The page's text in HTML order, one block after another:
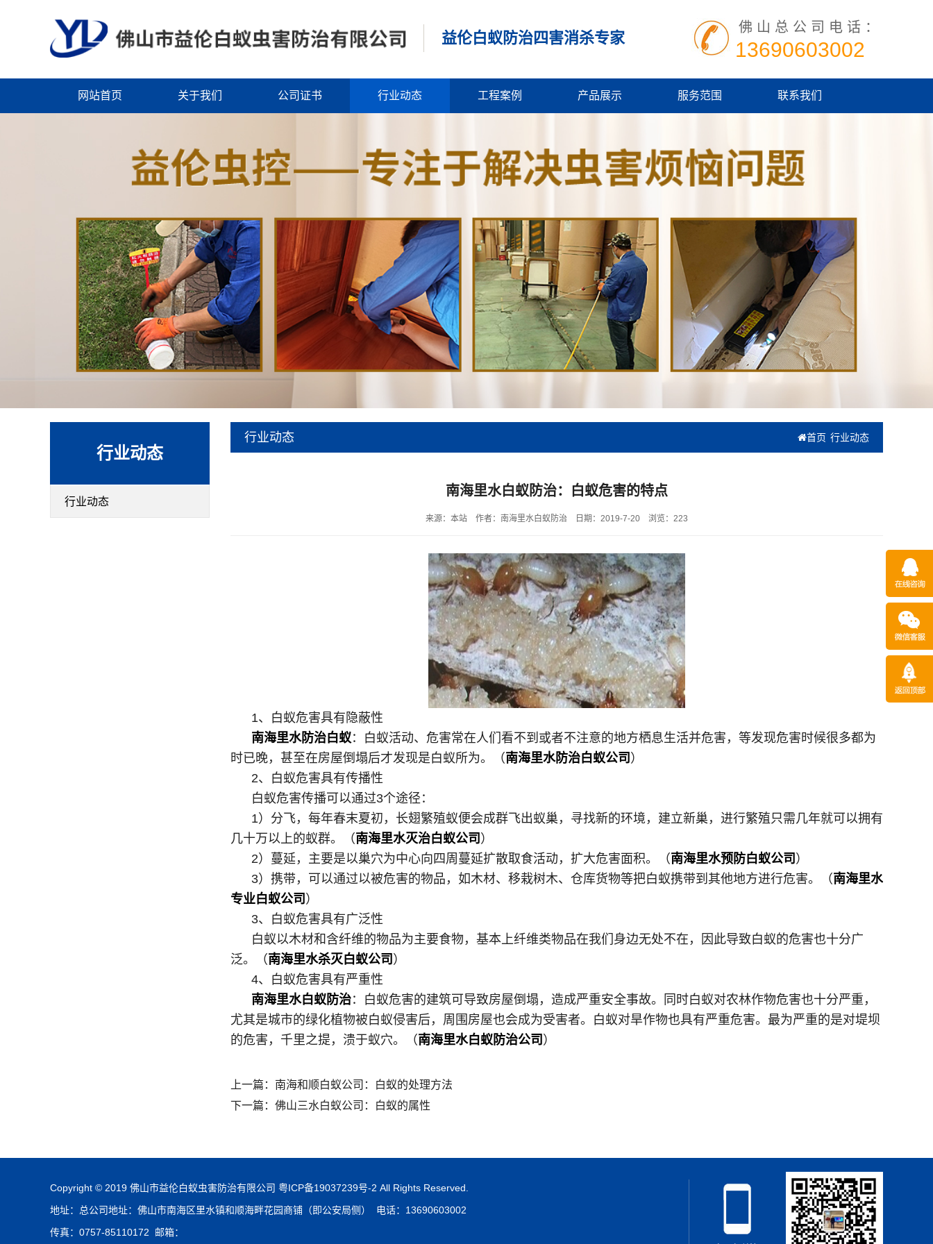
益伦白蚁防治四害消杀专家
佛山总公司电话：
13690603002
网站首页 关于我们 公司证书 行业动态 工程案例 产品展示 服务范围 联系我们
行业动态
行业动态
行业动态 首页 行业动态
南海里水白蚁防治：白蚁危害的特点
来源：本站 作者：南海里水白蚁防治 日期：2019-7-20 浏览： 223
1、白蚁危害具有隐蔽性
南海里水防治白蚁：白蚁活动、危害常在人们看不到或者不注意的地方栖息生活并危害，等发现危害时候很多都为
时已晚，甚至在房屋倒塌后才发现是白蚁所为。（南海里水防治白蚁公司 ）
2、白蚁危害具有传播性
白蚁危害传播可以通过3个途径：
1）分飞，每年春末夏初，长翅繁殖蚁便会成群飞出蚁巢，寻找新的环境，建立新巢，进行繁殖只需几年就可以拥有
几十万以上的蚁群。（南海里水灭治白蚁公司 ）
2）蔓延，主要是以巢穴为中心向四周蔓延扩散取食活动，扩大危害面积。（南海里水预防白蚁公司 ）
3）携带，可以通过以被危害的物品，如木材、移栽树木、仓库货物等把白蚁携带到其他地方进行危害。（南海里水
专业白蚁公司 ）
3、白蚁危害具有广泛性
白蚁以木材和含纤维的物品为主要食物，基本上纤维类物品在我们身边无处不在，因此导致白蚁的危害也十分广
泛。（南海里水杀灭白蚁公司 ）
4、白蚁危害具有严重性
南海里水白蚁防治：白蚁危害的建筑可导致房屋倒塌，造成严重安全事故。同时白蚁对农林作物危害也十分严重，
尤其是城市的绿化植物被白蚁侵害后，周围房屋也会成为受害者。白蚁对旱作物也具有严重危害。最为严重的是对堤坝
的危害，千里之提，溃于蚁穴。（南海里水白蚁防治公司 ）
上一篇： 南海和顺白蚁公司：白蚁的处理方法
下一篇： 佛山三水白蚁公司：白蚁的属性
Copyright © 2019 佛山市益伦白蚁虫害防治有限公司 粤ICP备19037239号-2 All Rights Reserved.
地址：总公司地址：佛山市南海区里水镇和顺海畔花园商铺（即公安局侧） 电话：13690603002
传真：0757-85110172 邮箱：